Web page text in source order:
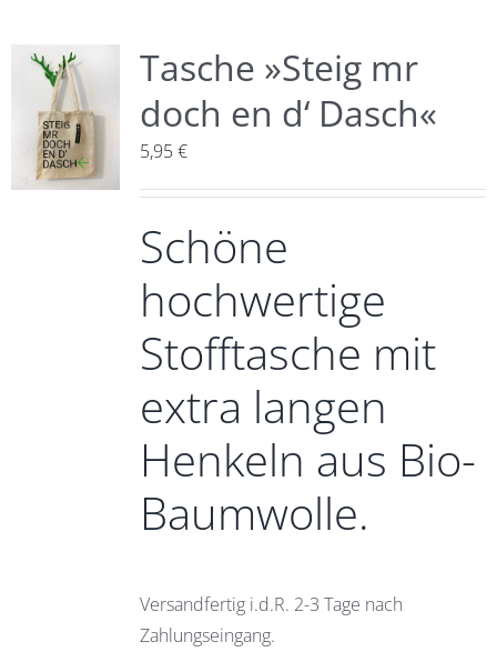
Tasche »Steig mr
doch en d‘ Dasch«
5,95€
Schöne
hochwertige
Stofftasche mit
extra langen
Henkeln aus Bio-
Baumwolle.
Versandfertig i.d.R. 2-3 Tage nach
Zahlungseingang.